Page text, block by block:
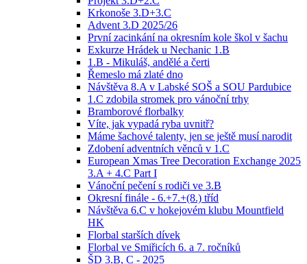
Krkonoše 3.D+3.C
Advent 3.D 2025/26
První zacinkání na okresním kole škol v šachu
Exkurze Hrádek u Nechanic 1.B
1.B - Mikuláš, andělé a čerti
Řemeslo má zlaté dno
Návštěva 8.A v Labské SOŠ a SOU Pardubice
1.C zdobila stromek pro vánoční trhy
Bramborové florbalky
Víte, jak vypadá ryba uvnitř?
Máme šachové talenty, jen se ještě musí narodit
Zdobení adventních věnců v 1.C
European Xmas Tree Decoration Exchange 2025
3.A + 4.C Part I
Vánoční pečení s rodiči ve 3.B
Okresní finále - 6.+7.+(8.) tříd
Návštěva 6.C v hokejovém klubu Mountfield
HK
Florbal starších dívek
Florbal ve Smiřicích 6. a 7. ročníků
ŠD 3.B, C - 2025